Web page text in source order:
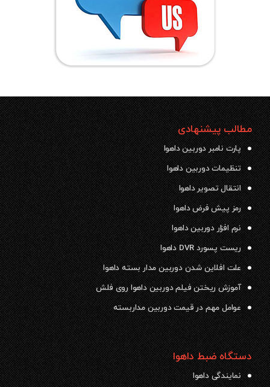
مطالب پیشنهادی
پارت نامبر دوربین داهوا
تنظیمات دوربین داهوا
انتقال تصویر داهوا
رمز پیش فرض داهوا
نرم افزار دوربین داهوا
ریست پسورد DVR داهوا
علت افلاین شدن دوربین مدار بسته داهوا
آموزش ریختن فیلم دوربین داهوا روی فلش
عوامل مهم در قیمت دوربین مداربسته
دستگاه ضبط داهوا
نمایندگی داهوا